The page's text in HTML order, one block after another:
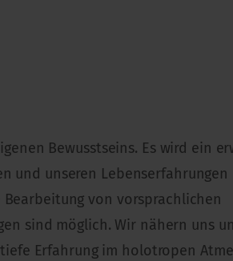
Bewusstseins. Es wird ein
und unseren Lebenserfahrungen
von vorsprachlichen
sind möglich. Wir nähern uns
Erfahrung im holotropen